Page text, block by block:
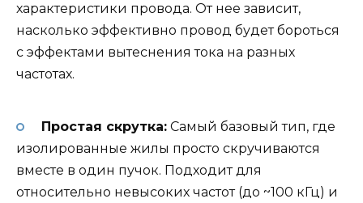
характеристики провода. От нее зависит,
насколько эффективно провод будет бороться
с эффектами вытеснения тока на разных
частотах.
Простая скрутка:Самый базовый тип, где
изолированные жилы просто скручиваются
вместе в один пучок. Подходит для
относительно невысоких частот (до ~100 кГц) и